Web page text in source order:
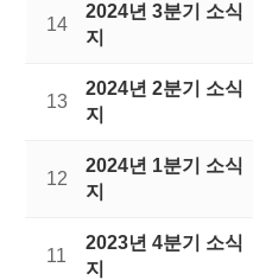
14
2024년 3분기 소식
지
13
2024년 2분기 소식
지
12
2024년 1분기 소식
지
11
2023년 4분기 소식
지